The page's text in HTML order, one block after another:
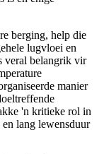
berging, help die
lugvloei en
veral belangrik vir
manier
'n kritieke rol in
lang lewensduur